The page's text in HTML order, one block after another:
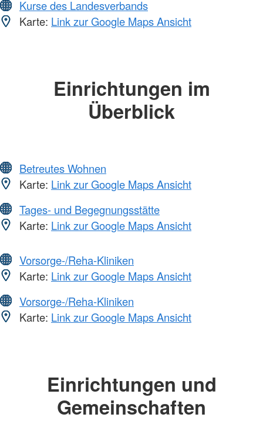
Kurse des Landesverbands
Karte: Link zur Google Maps Ansicht
Einrichtungen im
Überblick
Betreutes Wohnen
Karte: Link zur Google Maps Ansicht
Tages- und Begegnungsstätte
Karte: Link zur Google Maps Ansicht
Vorsorge-/Reha-Kliniken
Karte: Link zur Google Maps Ansicht
Vorsorge-/Reha-Kliniken
Karte: Link zur Google Maps Ansicht
Einrichtungen und
Gemeinschaften